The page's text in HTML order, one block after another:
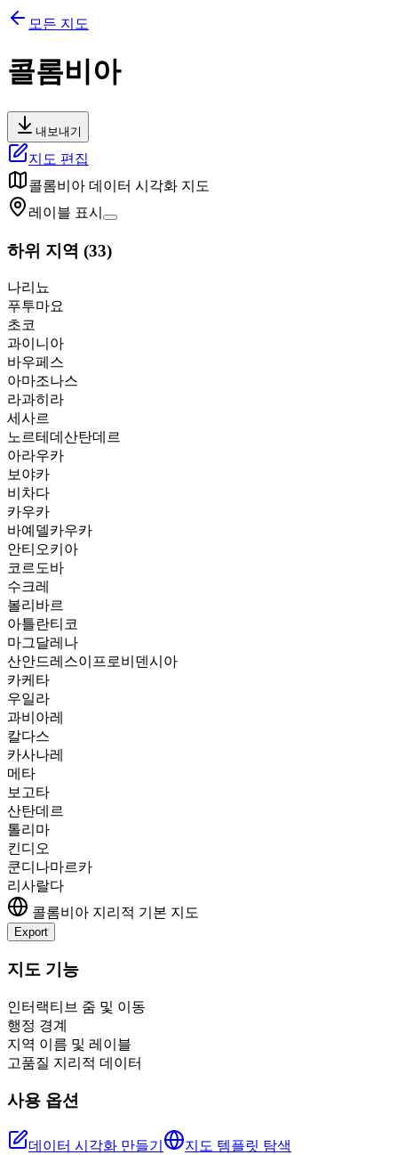
모든 지도
콜롬비아
내보내기
지도 편집
콜롬비아 데이터 시각화 지도
레이블 표시
하위 지역 (33)
나리뇨
푸투마요
초코
과이니아
바우페스
아마조나스
라과히라
세사르
노르테데산탄데르
아라우카
보야카
비차다
카우카
바예델카우카
안티오키아
코르도바
수크레
볼리바르
아틀란티코
마그달레나
산안드레스이프로비덴시아
카케타
우일라
과비아레
칼다스
카사나레
메타
보고타
산탄데르
톨리마
킨디오
쿤디나마르카
리사랄다
콜롬비아 지리적 기본 지도
Export
+
지도 기능
인터랙티브 줌 및 이동
행정 경계
지역 이름 및 레이블
고품질 지리적 데이터
사용 옵션
데이터 시각화 만들기 지도 템플릿 탐색